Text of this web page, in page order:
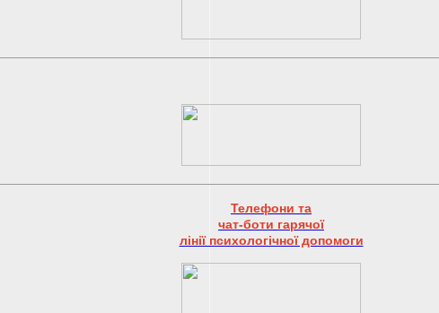
Телефони та
чат-боти гарячої
лінії психологічної допомоги